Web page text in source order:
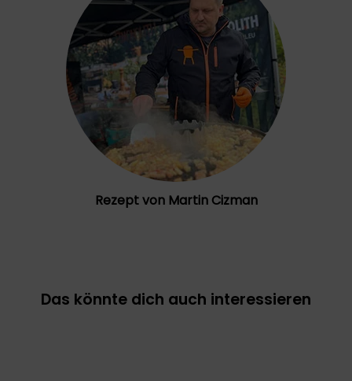
Rezept von Martin Cizman
Das könnte dich auch interessieren